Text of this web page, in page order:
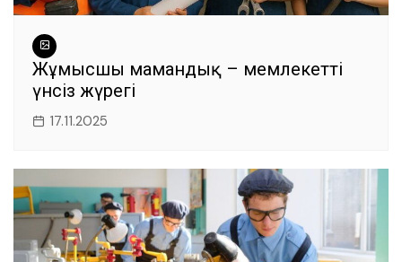
Жұмысшы мамандық – мемлекеттің
үнсіз жүрегі
17.11.2025